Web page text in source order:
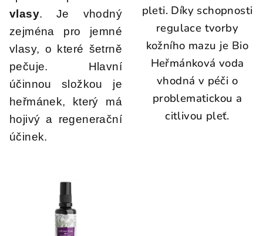
vlasy. Je vhodný
zejména pro jemné
vlasy, o které šetrně
pečuje. Hlavní
účinnou složkou je
heřmánek, který má
hojivý a regenerační
účinek.
pleti. Díky schopnosti
regulace tvorby
kožního mazu je Bio
Heřmánková voda
vhodná v péči o
problematickou a
citlivou pleť.